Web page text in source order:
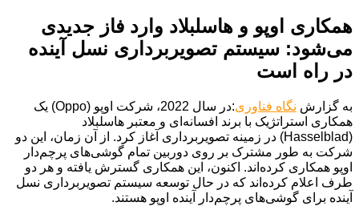
همکاری اوپو و هاسلبلاد وارد فاز جدیدی
می‌شود: سیستم تصویربرداری نسل آینده
در راه است
به گزارش نگاه فناوری
:در سال 2022، شرکت اوپو (Oppo) یک
همکاری استراتژیک با برند افسانه‌ای و معتبر هاسلبلاد
(Hasselblad) در زمینه تصویربرداری آغاز کرد. از آن زمان، این دو
شرکت به طور مشترک بر روی دوربین تمام گوشی‌های پرچم‌دار
اوپو همکاری کرده‌اند. اکنون، این همکاری گسترش یافته و هر دو
طرف اعلام کرده‌اند که در حال توسعه سیستم تصویربرداری نسل
آینده برای گوشی‌های پرچم‌دار آینده اوپو هستند.